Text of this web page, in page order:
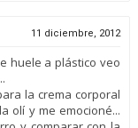
11 diciembre, 2012
huele a plástico veo
la crema corporal
olí y me emocioné...